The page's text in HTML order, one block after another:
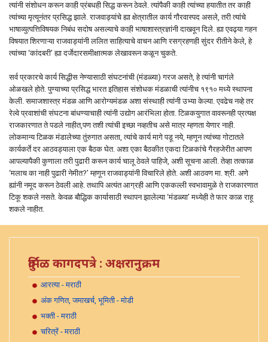
त्यांनी संशोधन करून काही प्रंबधही सिद्ध करून ठेवले. त्यांपैकी काही त्यांच्या हयातीत तर काही
त्यांच्या मृत्यूनंतर प्रसिद्ध झाले. राजवाड्यांचे ह्या क्षेत्रातील कार्य गौरवास्पद असले, तरी त्यांचे
भाषाव्युत्पत्तिविषयक निबंध सदोष असल्याचे काही भाषाशास्त्रज्ञांनी दाखवून दिले. ह्या एवढ्या गहन
विषयात शिरणाऱ्या राजवाड्यांनी ललित साहित्याचे वाचन आणि रसग्रहणही सुंदर रीतीने केले, हे
त्यांच्या ‘कांदबरी’ ह्या दर्जेदारसमीक्षात्मक लेखावरून कळून चुकते.
सर्व प्रकारचे कार्य सिद्धीस नेण्यासाठी संघटनांची (मंडळ्या) गरज असते, हे त्यांनी चागंले
ओळखले होते. पुण्याच्या प्रसिद्ध भारत इतिहास संशोधक मंडळाची त्यांनीच १९१० मध्ये स्थापना
केली. समाजशास्त्र मंडळ आणि आरोग्यमंडळ अशा संस्थाही त्यांनी उभ्या केल्या. एवढेच नव्हे तर
रेल्वे प्रवाशांची संघटना बांधण्याचाही त्यांनी उद्योग आरंभिला होता. टिळकयुगात वावरूनही प्रत्यक्ष
राजकारणात ते पडले नाहीत,पण तशी त्यांची इच्छा नव्हतीच असे मात्र म्हणता येणार नाही.
लोकमान्य टिळक मंडालेच्या तुंरुगात असता, त्यांचे कार्य मागे पडू नये, म्हणून त्यांच्या गोटातले
कार्यकर्ते दर आठवड्याला एक बैठक घेत. अशा एका बैठकीत एकदा टिळकांचे गैरहजेरीत आपण
आपल्यापैकी कुणाला तरी पुढारी करून कार्य चालू ठेवले पाहिजे, अशी सूचना आली. तेव्हा तत्काळ
‘मलाच का नाही पुढारी नेमीत?’ म्हणून राजवाड्यांनी विचारिले होते. अशी आठवण मा. श्री. अणे
ह्यांनी नमूद करून ठेवली आहे. तथापि अत्यंत आग्रही आणि एककल्ली स्वभावामुळे ते राजकारणात
टिकू शकले नसते. केवळ बौद्धिक कार्यासाठी स्थापन झालेल्या ‘मंडळ्या’ मध्येही ते फार काळ राहू
शकले नाहीत.
दुर्मिळ कागदपत्रे : अक्षरानुक्रम
आरत्या - मराठी
अंक गणित, जमाखर्च, भूमिती - मोडी
भक्ती - मराठी
चरित्रें - मराठी